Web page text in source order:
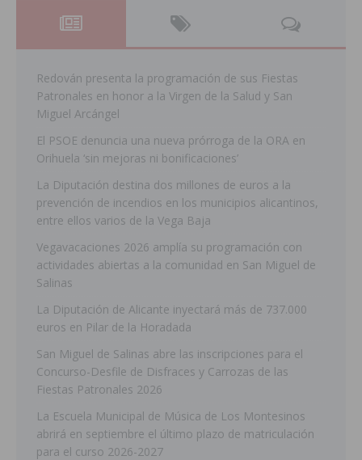
Redován presenta la programación de sus Fiestas
Patronales en honor a la Virgen de la Salud y San
Miguel Arcángel
El PSOE denuncia una nueva prórroga de la ORA en
Orihuela ‘sin mejoras ni bonificaciones’
La Diputación destina dos millones de euros a la
prevención de incendios en los municipios alicantinos,
entre ellos varios de la Vega Baja
Vegavacaciones 2026 amplía su programación con
actividades abiertas a la comunidad en San Miguel de
Salinas
La Diputación de Alicante inyectará más de 737.000
euros en Pilar de la Horadada
San Miguel de Salinas abre las inscripciones para el
Concurso-Desfile de Disfraces y Carrozas de las
Fiestas Patronales 2026
La Escuela Municipal de Música de Los Montesinos
abrirá en septiembre el último plazo de matriculación
para el curso 2026-2027